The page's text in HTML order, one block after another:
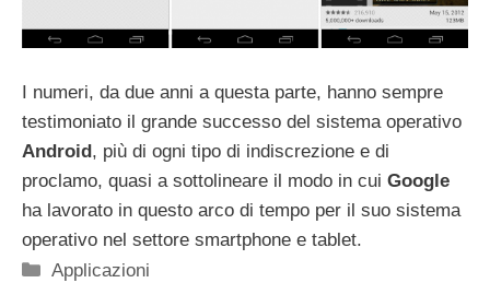
I numeri, da due anni a questa parte, hanno sempre
testimoniato il grande successo del sistema operativo
Android, più di ogni tipo di indiscrezione e di
proclamo, quasi a sottolineare il modo in cui Google
ha lavorato in questo arco di tempo per il suo sistema
operativo nel settore smartphone e tablet.
Categorie
Applicazioni